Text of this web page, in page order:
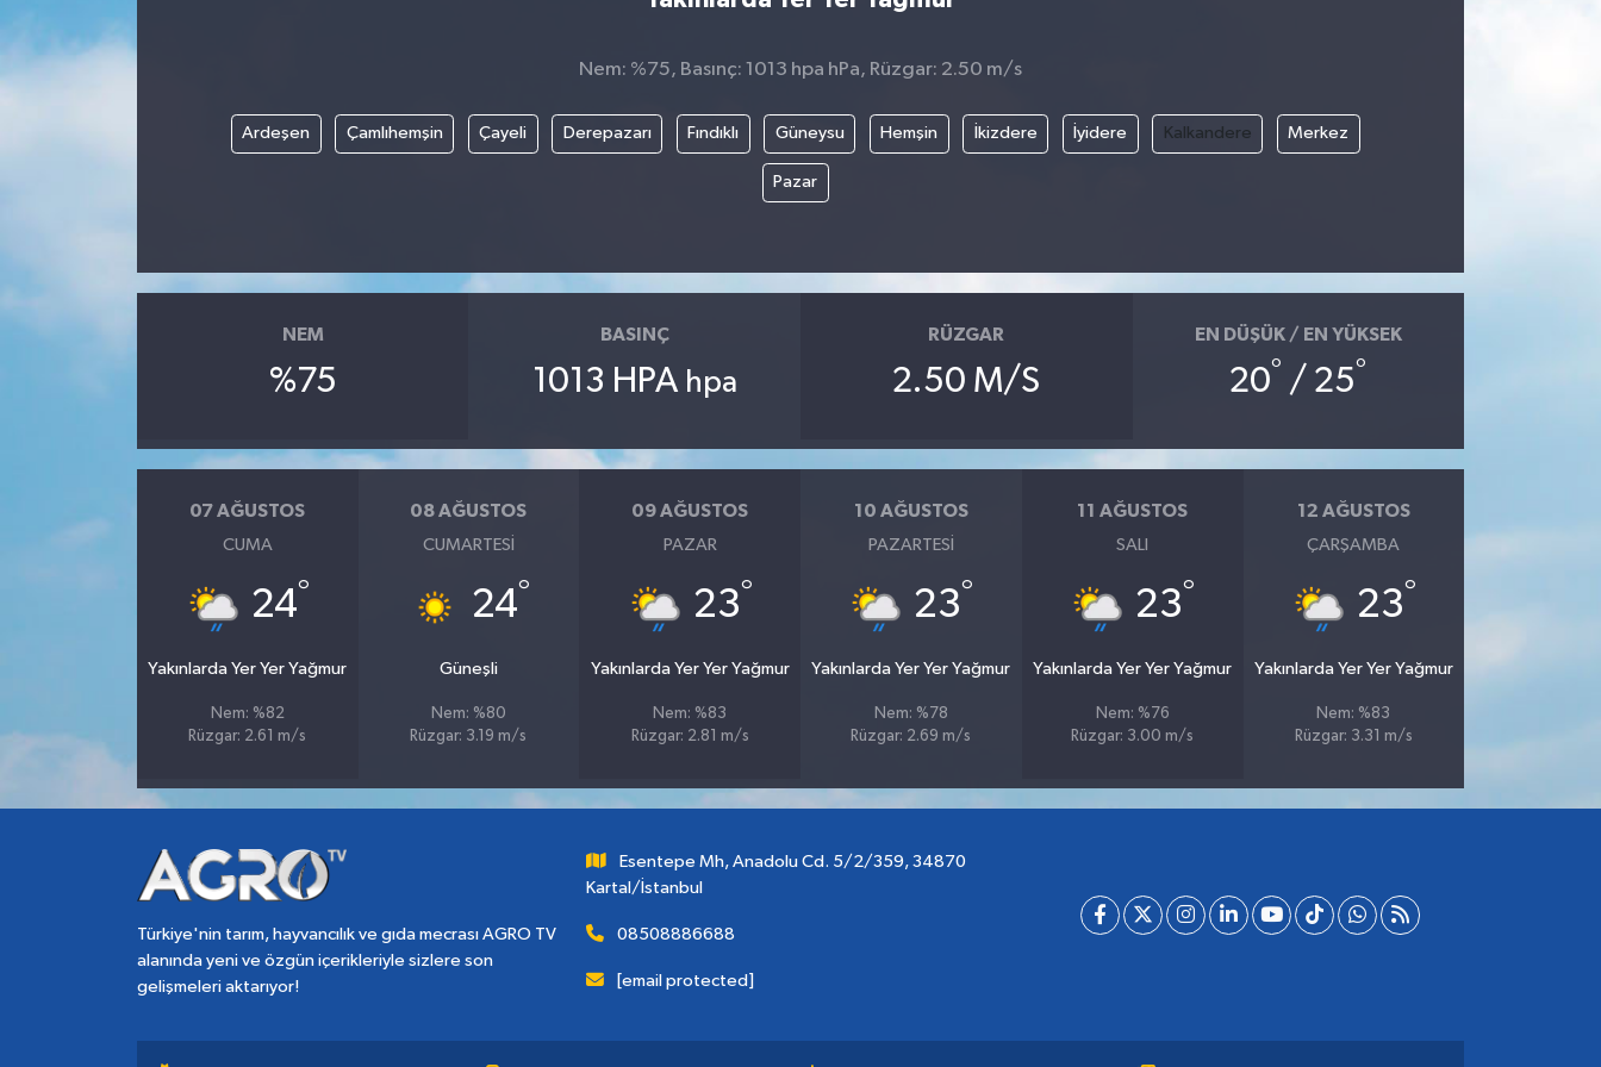
Nem: %75, Basınç: 1013 hpa hPa, Rüzgar: 2.50 m/s
Ardeşen Çamlıhemşin Çayeli Derepazarı Fındıklı Güneysu Hemşin İkizdere İyidere Kalkandere Merkez
Pazar
NEM
%75
BASINÇ
1013 HPA hpa
RÜZGAR
2.50 M/S
EN DÜŞÜK / EN YÜKSEK
20° / 25°
07 AĞUSTOS
CUMA
24°
Yakınlarda Yer Yer Yağmur
Nem: %82
Rüzgar: 2.61 m/s
08 AĞUSTOS
CUMARTESI
24°
Güneşli
Nem: %80
Rüzgar: 3.19 m/s
09 AĞUSTOS
PAZAR
23°
Yakınlarda Yer Yer Yağmur
Nem: %83
Rüzgar: 2.81 m/s
10 AĞUSTOS
PAZARTESI
23°
Yakınlarda Yer Yer Yağmur
Nem: %78
Rüzgar: 2.69 m/s
11 AĞUSTOS
SALI
23°
Yakınlarda Yer Yer Yağmur
Nem: %76
Rüzgar: 3.00 m/s
12 AĞUSTOS
ÇARŞAMBA
23°
Yakınlarda Yer Yer Yağmur
Nem: %83
Rüzgar: 3.31 m/s
Türkiye'nin tarım, hayvancılık ve gıda mecrası AGRO TV
alanında yeni ve özgün içerikleriyle sizlere son
gelişmeleri aktarıyor!
Esentepe Mh, Anadolu Cd. 5/2/359, 34870
Kartal/İstanbul
08508886688
[email protected]